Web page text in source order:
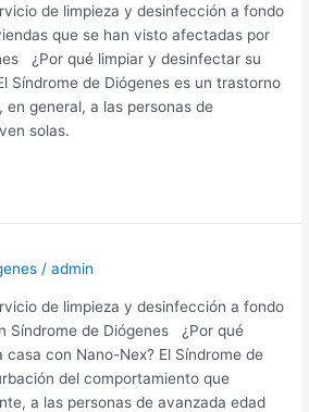
de limpieza y desinfección a fondo
que se han visto afectadas por
¿Por qué limpiar y desinfectar su
Síndrome de Diógenes es un trastorno
general, a las personas de
solas.
/admin
de limpieza y desinfección a fondo
Síndrome de Diógenes ¿Por qué
con Nano-Nex? El Síndrome de
del comportamiento que
a las personas de avanzada edad